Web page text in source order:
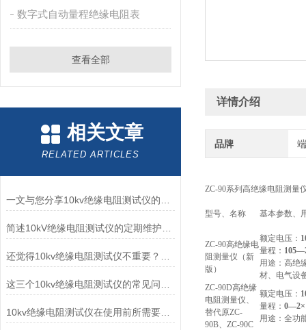
数字式自动量程绝缘电阻表
查看全部
相关文章
RELATED ARTICLES
10kv绝缘电阻测试仪在使用前所需要做的准备工作介绍
详情介绍
品牌
ZC-90系列高绝缘电阻测量
型号、名称 基本参数、
ZC-90高绝缘电
阻测量仪（新
版）
额定电压：
量程：
用途：高绝
材、电气设
ZC-90D高绝缘
电阻测量仪、
替代原ZC-
90B、ZC-90C
额定电压：
量程：
用途：全功